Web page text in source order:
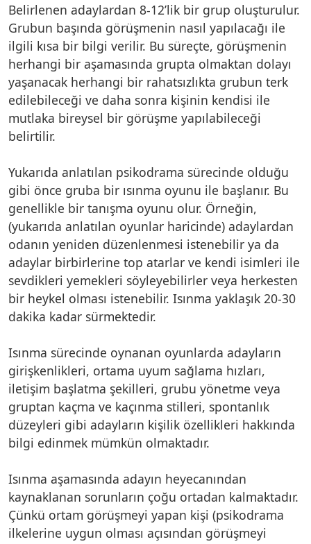
Belirlenen adaylardan 8-12’lik bir grup oluşturulur.
Grubun başında görüşmenin nasıl yapılacağı ile
ilgili kısa bir bilgi verilir. Bu süreçte, görüşmenin
herhangi bir aşamasında grupta olmaktan dolayı
yaşanacak herhangi bir rahatsızlıkta grubun terk
edilebileceği ve daha sonra kişinin kendisi ile
mutlaka bireysel bir görüşme yapılabileceği
belirtilir.
Yukarıda anlatılan psikodrama sürecinde olduğu
gibi önce gruba bir ısınma oyunu ile başlanır. Bu
genellikle bir tanışma oyunu olur. Örneğin,
(yukarıda anlatılan oyunlar haricinde) adaylardan
odanın yeniden düzenlenmesi istenebilir ya da
adaylar birbirlerine top atarlar ve kendi isimleri ile
sevdikleri yemekleri söyleyebilirler veya herkesten
bir heykel olması istenebilir. Isınma yaklaşık 20-30
dakika kadar sürmektedir.
Isınma sürecinde oynanan oyunlarda adayların
girişkenlikleri, ortama uyum sağlama hızları,
iletişim başlatma şekilleri, grubu yönetme veya
gruptan kaçma ve kaçınma stilleri, spontanlık
düzeyleri gibi adayların kişilik özellikleri hakkında
bilgi edinmek mümkün olmaktadır.
Isınma aşamasında adayın heyecanından
kaynaklanan sorunların çoğu ortadan kalmaktadır.
Çünkü ortam görüşmeyi yapan kişi (psikodrama
ilkelerine uygun olması açısından görüşmeyi